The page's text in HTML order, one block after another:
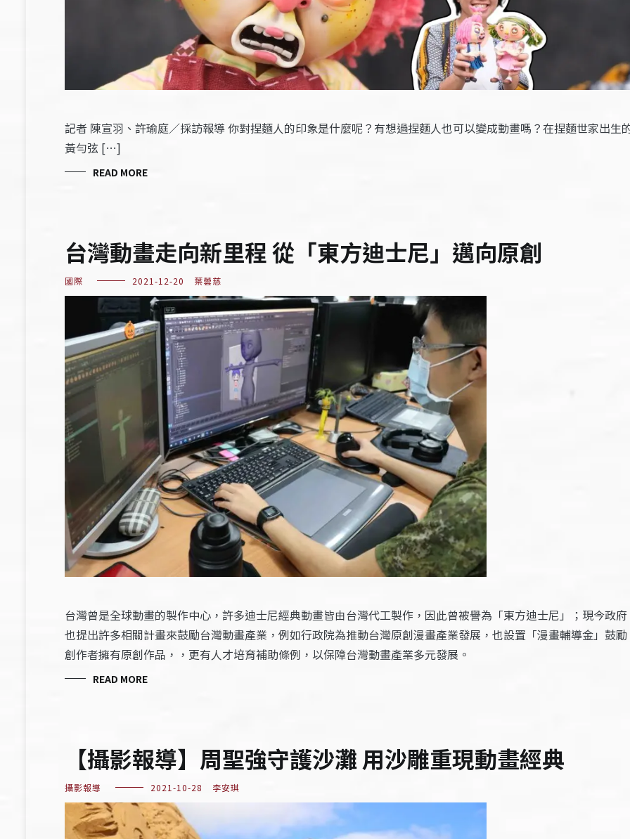
記者 陳宣羽、許瑜庭／採訪報導 你對捏麵人的印象是什麼呢？有想過捏麵人也可以變成動畫嗎？在捏麵世家出生
黃勻弦 […]
READ MORE
台灣動畫走向新里程 從「東方迪士尼」邁向原創
國際 2021-12-20 葉蕓慈
台灣曾是全球動畫的製作中心，許多迪士尼經典動畫皆由台灣代工製作，因此曾被譽為「東方迪士尼」；現今政府
也提出許多相關計畫來鼓勵台灣動畫產業，例如行政院為推動台灣原創漫畫產業發展，也設置「漫畫輔導金」鼓勵
創作者擁有原創作品，，更有人才培育補助條例，以保障台灣動畫產業多元發展。
READ MORE
【攝影報導】周聖強守護沙灘 用沙雕重現動畫經典
攝影報導 2021-10-28 李安琪